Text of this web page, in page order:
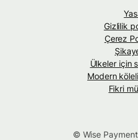
Gizlilik
Çerez
Ülkeler için
Modern
Fikri
© Wise